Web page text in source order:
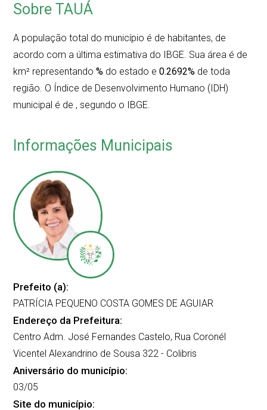
Sobre TAUÁ
A população total do município é de habitantes, de
acordo com a última estimativa do IBGE. Sua área é de
km² representando % do estado e 0.2692% de toda
região. O Índice de Desenvolvimento Humano (IDH)
municipal é de , segundo o IBGE.
Informações Municipais
Prefeito (a):
PATRÍCIA PEQUENO COSTA GOMES DE AGUIAR
Endereço da Prefeitura:
Centro Adm. José Fernandes Castelo, Rua Coronél
Vicentel Alexandrino de Sousa 322 - Colibris
Aniversário do município:
03/05
Site do município: